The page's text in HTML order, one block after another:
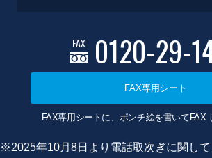
FAX 0120-29-
FAX専用シート
FAX専用シートに、ポンチ絵を書いてFAX
※2025年10月8日より電話取次ぎに関し